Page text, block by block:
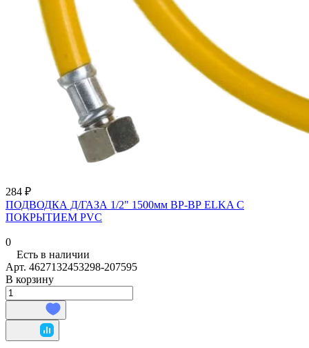
284 ₽
ПОДВОДКА Д/ГАЗА 1/2" 1500мм ВР-ВР ELKA С
ПОКРЫТИЕМ PVC
0
Есть в наличии
Арт. 4627132453298-207595
В корзину